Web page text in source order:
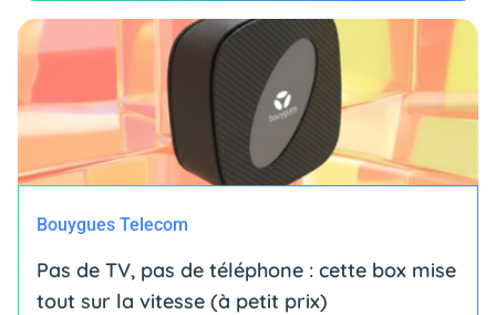
Bouygues Telecom
Pas de TV, pas de téléphone : cette box mise
tout sur la vitesse (à petit prix)